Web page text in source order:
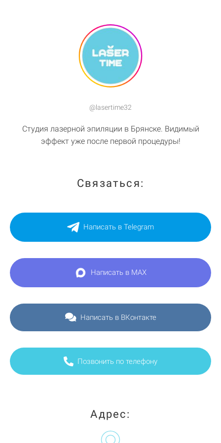
@lasertime32
Студия лазерной эпиляции в Брянске. Видимый
эффект уже после первой процедуры!
Связаться:
Написать в Telegram
Написать в MAX
Написать в ВКонтакте
Позвонить по телефону
Адрес: